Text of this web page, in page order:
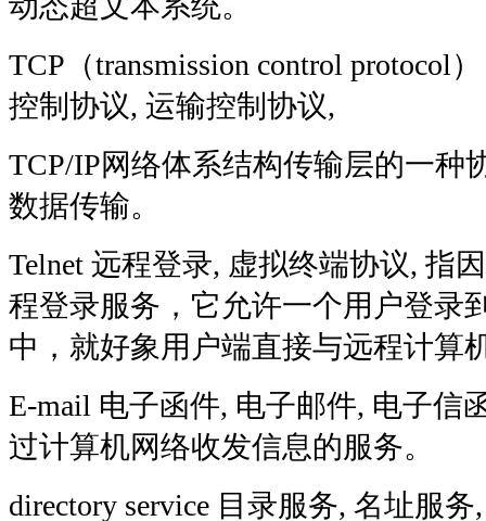
TCP（transmission control protocol
控制协议, 运输控制协议,
TCP/IP网络体系结构传输层的一种
数据传输。
Telnet 远程登录, 虚拟终端协议, 指
程登录服务，它允许一个用户登录
中，就好象用户端直接与远程计算
E-mail 电子函件, 电子邮件, 电子信
过计算机网络收发信息的服务。
directory service 目录服务, 名址服